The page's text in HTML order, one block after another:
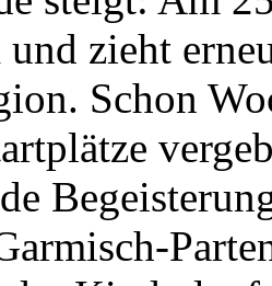
zieht
Schon